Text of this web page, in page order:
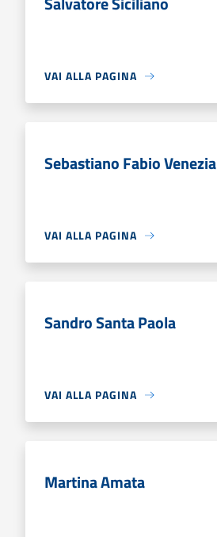
VAI ALLA PAGINA
Sebastiano Fabio Venezia
VAI ALLA PAGINA
Sandro Santa Paola
VAI ALLA PAGINA
Martina Amata